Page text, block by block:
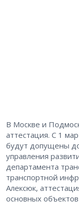
В Москве и
аттестация. С 1
будут допущены
управления
департамента
транспортной
Алексюк,
основных